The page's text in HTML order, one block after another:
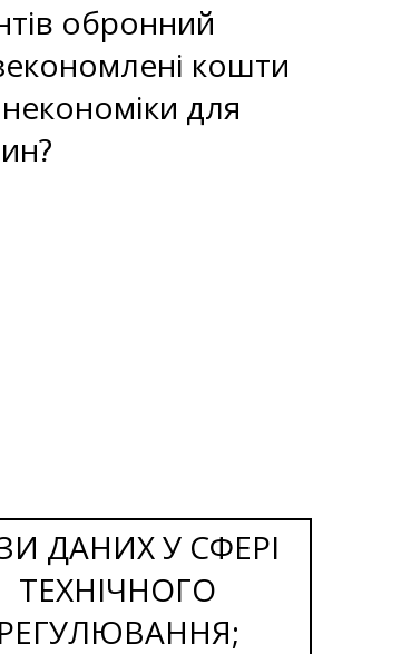
обронний
кошти
для
ДАНИХ У СФЕРІ
ТЕХНІЧНОГО
РЕГУЛЮВАННЯ;